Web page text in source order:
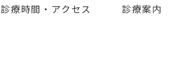
診療時間・アクセス 診療案内